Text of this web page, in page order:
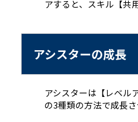
アすると、スキル【共
アシスターの成長
アシスターは【レベル
の3種類の方法で成長さ